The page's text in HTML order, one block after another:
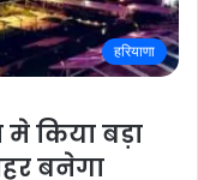
हरियाणा
मे किया बड़ा
बनेगा